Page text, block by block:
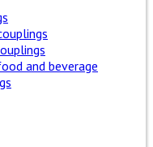
and beverage